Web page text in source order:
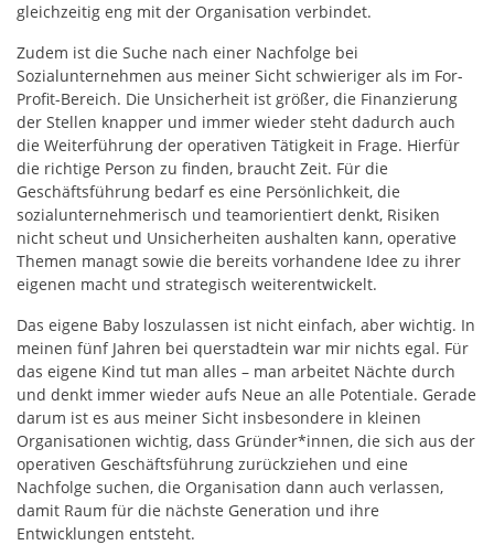
gleichzeitig eng mit der Organisation verbindet.
Zudem ist die Suche nach einer Nachfolge bei
Sozialunternehmen aus meiner Sicht schwieriger als im For-
Profit-Bereich. Die Unsicherheit ist größer, die Finanzierung
der Stellen knapper und immer wieder steht dadurch auch
die Weiterführung der operativen Tätigkeit in Frage. Hierfür
die richtige Person zu finden, braucht Zeit. Für die
Geschäftsführung bedarf es eine Persönlichkeit, die
sozialunternehmerisch und teamorientiert denkt, Risiken
nicht scheut und Unsicherheiten aushalten kann, operative
Themen managt sowie die bereits vorhandene Idee zu ihrer
eigenen macht und strategisch weiterentwickelt.
Das eigene Baby loszulassen ist nicht einfach, aber wichtig. In
meinen fünf Jahren bei querstadtein war mir nichts egal. Für
das eigene Kind tut man alles – man arbeitet Nächte durch
und denkt immer wieder aufs Neue an alle Potentiale. Gerade
darum ist es aus meiner Sicht insbesondere in kleinen
Organisationen wichtig, dass Gründer*innen, die sich aus der
operativen Geschäftsführung zurückziehen und eine
Nachfolge suchen, die Organisation dann auch verlassen,
damit Raum für die nächste Generation und ihre
Entwicklungen entsteht.